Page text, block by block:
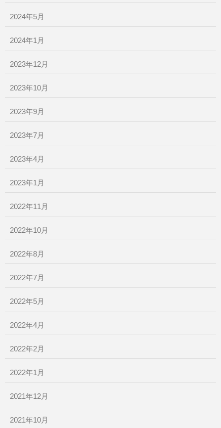
2024年5月
2024年1月
2023年12月
2023年10月
2023年9月
2023年7月
2023年4月
2023年1月
2022年11月
2022年10月
2022年8月
2022年7月
2022年5月
2022年4月
2022年2月
2022年1月
2021年12月
2021年10月